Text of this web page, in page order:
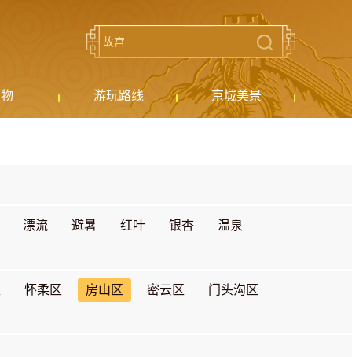
游玩路线 京城美景
漂流 避暑 红叶 银杏 温泉
怀柔区 房山区 密云区 门头沟区